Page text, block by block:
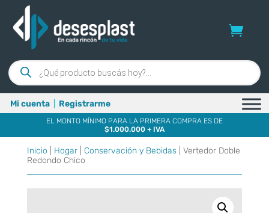
Búsqueda
de
productos
Mi cuenta Registrarme
EL MONTO MÍNIMO PARA LA PRIMERA COMPRA ES DE
$1.000.000 + IVA
Inicio Hogar| Conservación y Bebidas| Vertedor Doble
Redondo Chico